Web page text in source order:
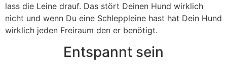
lass die Leine drauf. Das stört Deinen Hund wirklich
nicht und wenn Du eine Schleppleine hast hat Dein Hund
wirklich jeden Freiraum den er benötigt.
Entspannt sein